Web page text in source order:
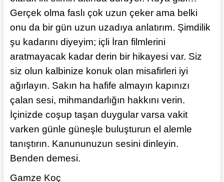
Gerçek olma faslı çok uzun çeker ama belki
onu da bir gün uzun uzadıya anlatırım. Şimdilik
şu kadarını diyeyim; içli İran filmlerini
aratmayacak kadar derin bir hikayesi var. Siz
siz olun kalbinize konuk olan misafirleri iyi
ağırlayın. Sakın ha hafife almayın kapınızı
çalan sesi, mihmandarlığın hakkını verin.
İçinizde coşup taşan duygular varsa vakit
varken günle güneşle buluşturun el alemle
tanıştırın. Kanununuzun sesini dinleyin.
Benden demesi.
Gamze Koç